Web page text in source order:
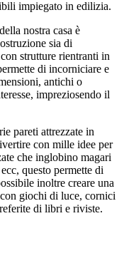
impiegato in edilizia.
nostra casa è
sia di
strutture rientranti in
di incorniciare e
antichi o
impreziosendo il
pareti attrezzate in
con mille idee per
che inglobino magari
questo permette di
inoltre creare una
giochi di luce, cornici
di libri e riviste.